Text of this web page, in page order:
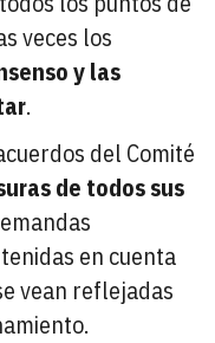
veces los
y las
.
del Comité
de todos sus
en cuenta
vean reflejadas